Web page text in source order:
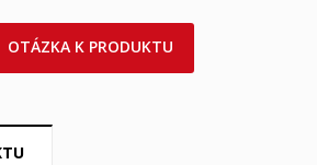
OTÁZKA K PRODUKTU